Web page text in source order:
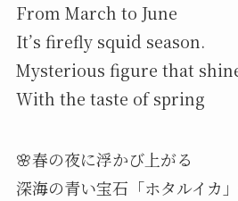
From March to June
It’s firefly squid season.
Mysterious figure that
With the taste of spring
🌸春の夜に浮かび上がる
深海の青い宝石「ホタルイカ